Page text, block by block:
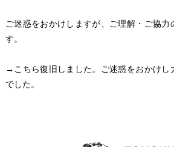
ご迷惑をおかけしますが、ご理解・ご協力
す。
→こちら復旧しました。ご迷惑をおかけし
でした。